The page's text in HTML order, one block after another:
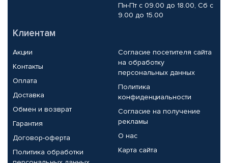
Пн-Пт с 09.00 до 18.00, Сб с
9.00 до 15.00
Клиентам
Акции
Контакты
Оплата
Доставка
Обмен и возврат
Гарантия
Договор-оферта
Политика обработки
Согласие посетителя сайта
на обработку
персональных данных
Политика
конфиденциальности
Согласие на получение
рекламы
О нас
Карта сайта